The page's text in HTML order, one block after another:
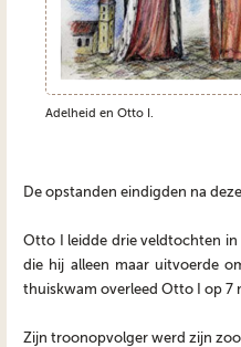
Adelheid en Otto I.
De opstanden eindigden na
Otto I leidde drie veldtochten
die hij alleen maar uitvoerde
thuiskwam overleed Otto I op 7
Zijn troonopvolger werd zijn